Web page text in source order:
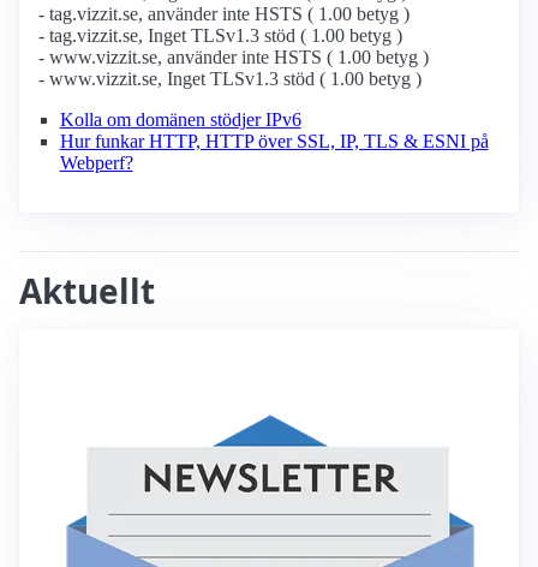
- tag.vizzit.se, använder inte HSTS ( 1.00 betyg )
- tag.vizzit.se, Inget TLSv1.3 stöd ( 1.00 betyg )
- www.vizzit.se, använder inte HSTS ( 1.00 betyg )
- www.vizzit.se, Inget TLSv1.3 stöd ( 1.00 betyg )
Kolla om domänen stödjer IPv6
Hur funkar HTTP, HTTP över SSL, IP, TLS & ESNI på
Webperf?
Aktuellt